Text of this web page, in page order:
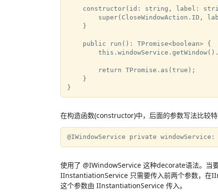
constructor(id: string, label:
super(CloseWindowAction.ID,
    }
    public run(): TPromise<boolean> {
        return TPromise.as(true);
    }
在构造函数(constructor)中，后面的参数写法比较
使用了 @IWindowService 这种decorate语法。当
IInstantiationService 只需要传入前两个参数，在
这个参数由 IInstantiationService 传入。